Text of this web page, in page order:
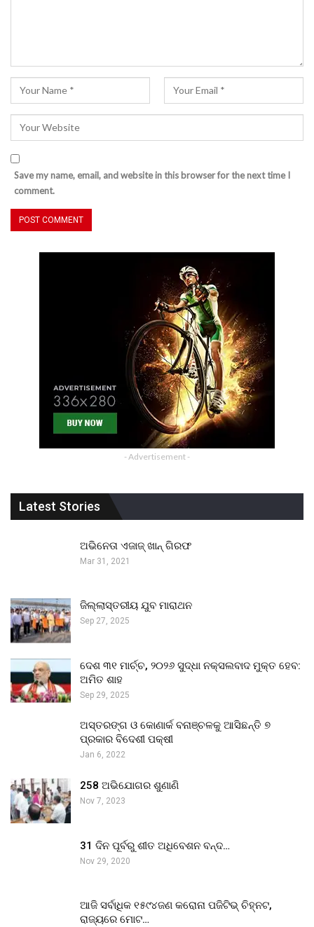
Save my name, email, and website in this browser for the next time I
comment.
- Advertisement -
Latest Stories
ଅଭିନେତା ଏଜାଜ୍ ଖାନ୍ ଗିରଫ
Mar 31, 2021
ଜିଲ୍ଲାସ୍ତରୀୟ ଯୁବ ମାରାଥନ
Sep 27, 2025
ଦେଶ ୩୧ ମାର୍ଚ୍ଚ, ୨୦୨୬ ସୁଦ୍ଧା ନକ୍ସଲବାଦ ମୁକ୍ତ ହେବ:
ଅମିତ ଶାହ
Sep 29, 2025
ଅସ୍ତରଙ୍ଗ ଓ କୋଣାର୍କ ବନାଞ୍ଚଳକୁ ଆସିଛନ୍ତି ୭
ପ୍ରକାର ବିଦେଶୀ ପକ୍ଷୀ
Jan 6, 2022
258 ଅଭିଯୋଗର ଶୁଣାଣି
Nov 7, 2023
31 ଦିନ ପୂର୍ବରୁ ଶୀତ ଅଧିବେଶନ ବନ୍ଦ…
Nov 29, 2020
ଆଜି ସର୍ବାଧିକ ୧୫୯୪ଜଣ କରୋନା ପଜିଟିଭ୍ ଚିହ୍ନଟ,
ରାଜ୍ୟରେ ମୋଟ…